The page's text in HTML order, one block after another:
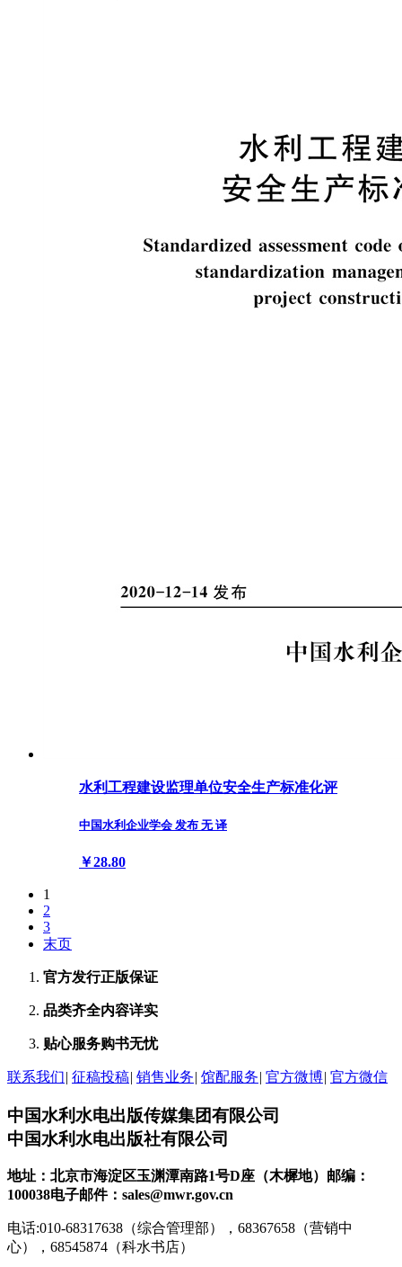
水利工程建设监理单位安全生产标准化评
中国水利企业学会 发布 无 译
￥28.80
1
2
3
末页
官方发行正版保证
品类齐全内容详实
贴心服务购书无忧
联系我们| 征稿投稿| 销售业务| 馆配服务| 官方微博| 官方微信
中国水利水电出版传媒集团有限公司
中国水利水电出版社有限公司
地址：北京市海淀区玉渊潭南路1号D座（木樨地） 邮编：
100038电子邮件：sales@mwr.gov.cn
电话:010-68317638（综合管理部），68367658（营销中
心），68545874（科水书店）